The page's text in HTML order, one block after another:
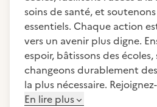
soins de santé, et
essentiels. Chaque action
vers un avenir plus digne.
espoir, bâtissons des
changeons durablement
la plus nécessaire.
En lire plus